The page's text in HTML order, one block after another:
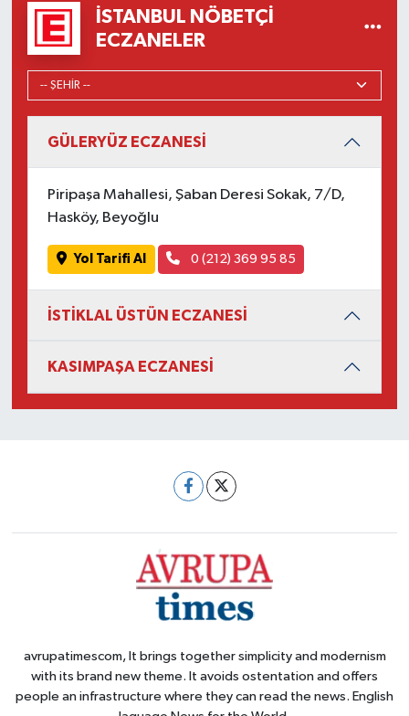
İSTANBUL NÖBETÇI
ECZANELER
GÜLERYÜZ ECZANESİ
Piripaşa Mahallesi, Şaban Deresi Sokak, 7/D,
Hasköy, Beyoğlu
Yol Tarifi Al 0 (212) 369 95 85
İSTİKLAL ÜSTÜN ECZANESİ
KASIMPAŞA ECZANESİ
avrupatimescom, It brings together simplicity and modernism
with its brand new theme. It avoids ostentation and offers
people an infrastructure where they can read the news. English